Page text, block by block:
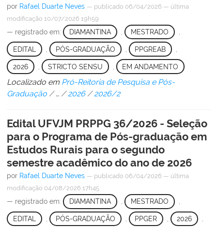
por Rafael Duarte Neves — publicado 06/04/2026 — última
modificação 10/07/2026 19h59
— registrado em: DIAMANTINA MESTRADO
EDITAL PÓS-GRADUAÇÃO PPGREAB
2026 STRICTO SENSU EM ANDAMENTO
Localizado em Pró-Reitoria de Pesquisa e Pós-
Graduação /… /2026 /2026/2
Edital UFVJM PRPPG 36/2026 - Seleção
para o Programa de Pós-graduação em
Estudos Rurais para o segundo
semestre acadêmico do ano de 2026
por Rafael Duarte Neves — publicado 06/04/2026 — última
modificação 04/08/2026 17h45
— registrado em: DIAMANTINA , MESTRADO ,
EDITAL PÓS-GRADUAÇÃO PPGER , 2026